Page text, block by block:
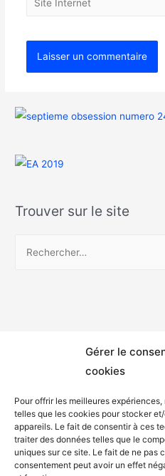
Gérer le
cookies
Pour offrir les meilleures
telles que les cookies pour stocker
appareils. Le fait de consentir à ces
traiter des données telles que le
uniques sur ce site. Le fait de ne pas
consentement peut avoir un effet
Trouver sur le site
Mentions légales
Politique de